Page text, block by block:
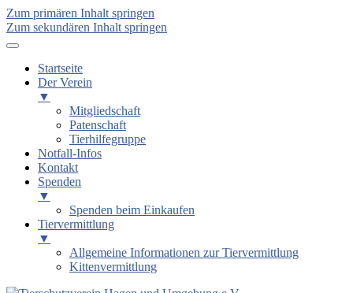
Zum primären Inhalt springen
Zum sekundären Inhalt springen
Startseite
Der Verein
▼
Mitgliedschaft
Patenschaft
Tierhilfegruppe
Notfall-Infos
Kontakt
Spenden
▼
Spenden beim Einkaufen
Tiervermittlung
▼
Allgemeine Informationen zur Tiervermittlung
Kittenvermittlung